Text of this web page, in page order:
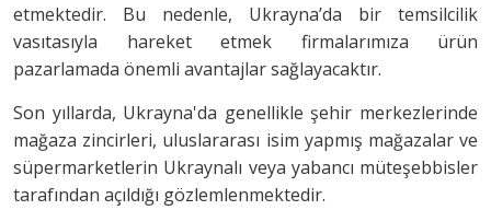
etmektedir. Bu nedenle, Ukrayna’da bir temsilcilik
vasıtasıyla hareket etmek firmalarımıza ürün
pazarlamada önemli avantajlar sağlayacaktır.
Son yıllarda, Ukrayna'da genellikle şehir merkezlerinde
mağaza zincirleri, uluslararası isim yapmış mağazalar ve
süpermarketlerin Ukraynalı veya yabancı müteşebbisler
tarafından açıldığı gözlemlenmektedir.